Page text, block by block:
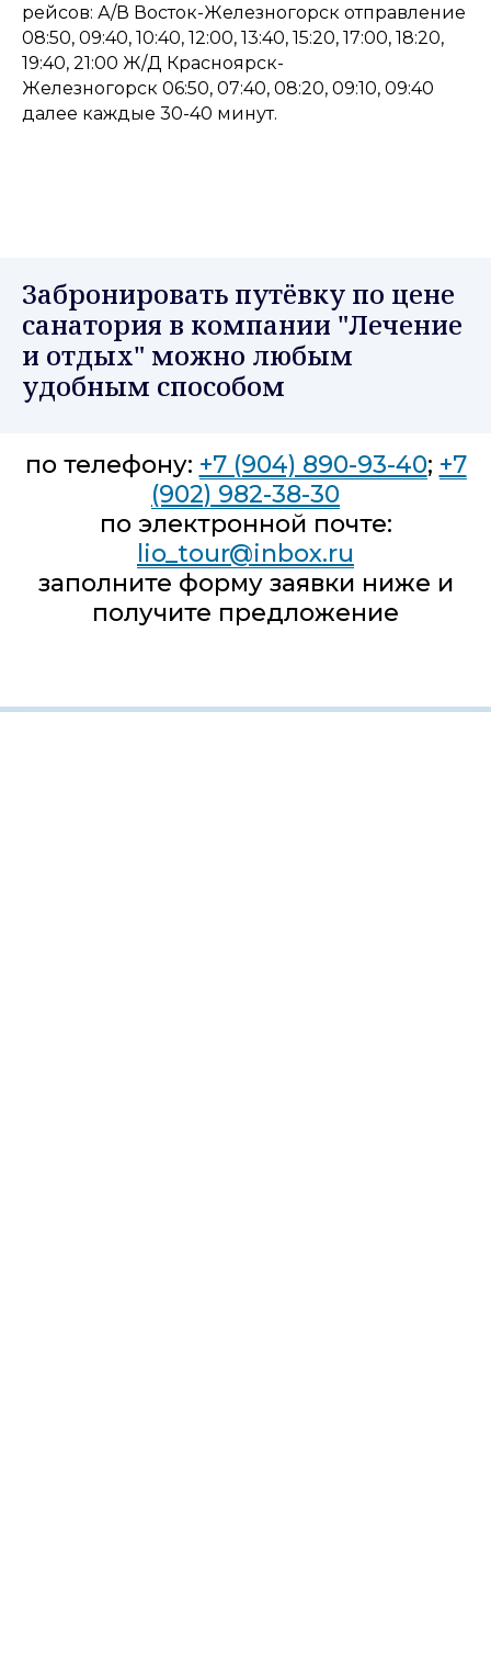
рейсов: А/В Восток-Железногорск отправление
08:50, 09:40, 10:40, 12:00, 13:40, 15:20, 17:00, 18:20,
19:40, 21:00 Ж/Д Красноярск-
Железногорск 06:50, 07:40, 08:20, 09:10, 09:40
далее каждые 30-40 минут.
Забронировать путёвку по цене
санатория в компании "Лечение
и отдых" можно любым
удобным способом
по телефону: +7 (904) 890-93-40; +7
(902) 982-38-30
по электронной почте:
lio_tour@inbox.ru
заполните форму заявки ниже и
получите предложение